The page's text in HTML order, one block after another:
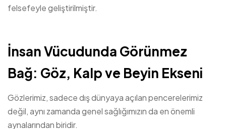
felsefeyle geliştirilmiştir.
İnsan Vücudunda Görünmez
Bağ: Göz, Kalp ve Beyin Ekseni
Gözlerimiz, sadece dış dünyaya açılan pencerelerimiz
değil, aynı zamanda genel sağlığımızın da en önemli
aynalarından biridir.